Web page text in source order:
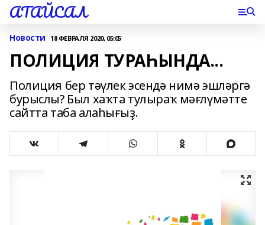
АТАЙСАЛ
Новости 18 ФЕВРАЛЯ 2020, 05:05
ПОЛИЦИЯ ТУРАҺЫНДА...
Полиция бер тәүлек эсендә нимә эшләргә
бурыслы? Был хаҡта тулыраҡ мәғлүмәтте
сайтта таба алаһығыҙ.